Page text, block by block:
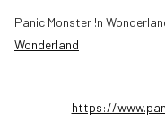
Panic Monster !n
Wonderland
https://